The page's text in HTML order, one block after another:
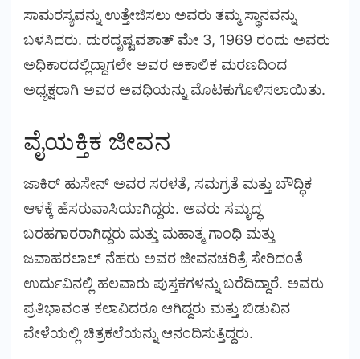
ಸಾಮರಸ್ಯವನ್ನು ಉತ್ತೇಜಿಸಲು ಅವರು ತಮ್ಮ ಸ್ಥಾನವನ್ನು
ಬಳಸಿದರು. ದುರದೃಷ್ಟವಶಾತ್ ಮೇ 3, 1969 ರಂದು ಅವರು
ಅಧಿಕಾರದಲ್ಲಿದ್ದಾಗಲೇ ಅವರ ಅಕಾಲಿಕ ಮರಣದಿಂದ
ಅಧ್ಯಕ್ಷರಾಗಿ ಅವರ ಅವಧಿಯನ್ನು ಮೊಟಕುಗೊಳಿಸಲಾಯಿತು.
ವೈಯಕ್ತಿಕ ಜೀವನ
ಜಾಕಿರ್ ಹುಸೇನ್ ಅವರ ಸರಳತೆ, ಸಮಗ್ರತೆ ಮತ್ತು ಬೌದ್ಧಿಕ
ಆಳಕ್ಕೆ ಹೆಸರುವಾಸಿಯಾಗಿದ್ದರು. ಅವರು ಸಮೃದ್ಧ
ಬರಹಗಾರರಾಗಿದ್ದರು ಮತ್ತು ಮಹಾತ್ಮ ಗಾಂಧಿ ಮತ್ತು
ಜವಾಹರಲಾಲ್ ನೆಹರು ಅವರ ಜೀವನಚರಿತ್ರೆ ಸೇರಿದಂತೆ
ಉರ್ದುವಿನಲ್ಲಿ ಹಲವಾರು ಪುಸ್ತಕಗಳನ್ನು ಬರೆದಿದ್ದಾರೆ. ಅವರು
ಪ್ರತಿಭಾವಂತ ಕಲಾವಿದರೂ ಆಗಿದ್ದರು ಮತ್ತು ಬಿಡುವಿನ
ವೇಳೆಯಲ್ಲಿ ಚಿತ್ರಕಲೆಯನ್ನು ಆನಂದಿಸುತ್ತಿದ್ದರು.